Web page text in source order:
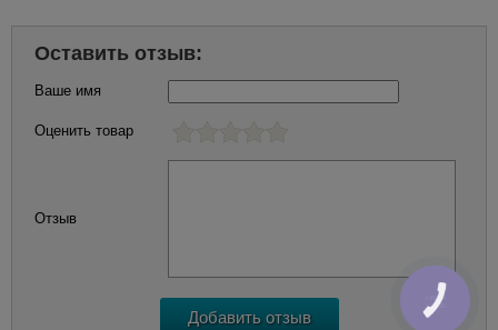
Оставить отзыв:
Ваше имя
Оценить товар
Отзыв
КНОПКА
ЗВ'ЯЗКУ